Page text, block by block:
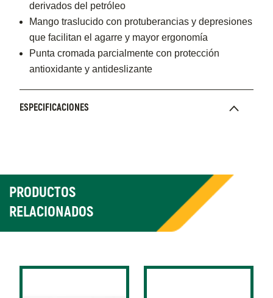
derivados del petróleo
Mango traslucido con protuberancias y depresiones
que facilitan el agarre y mayor ergonomía
Punta cromada parcialmente con protección
antioxidante y antideslizante
ESPECIFICACIONES
PRODUCTOS
RELACIONADOS